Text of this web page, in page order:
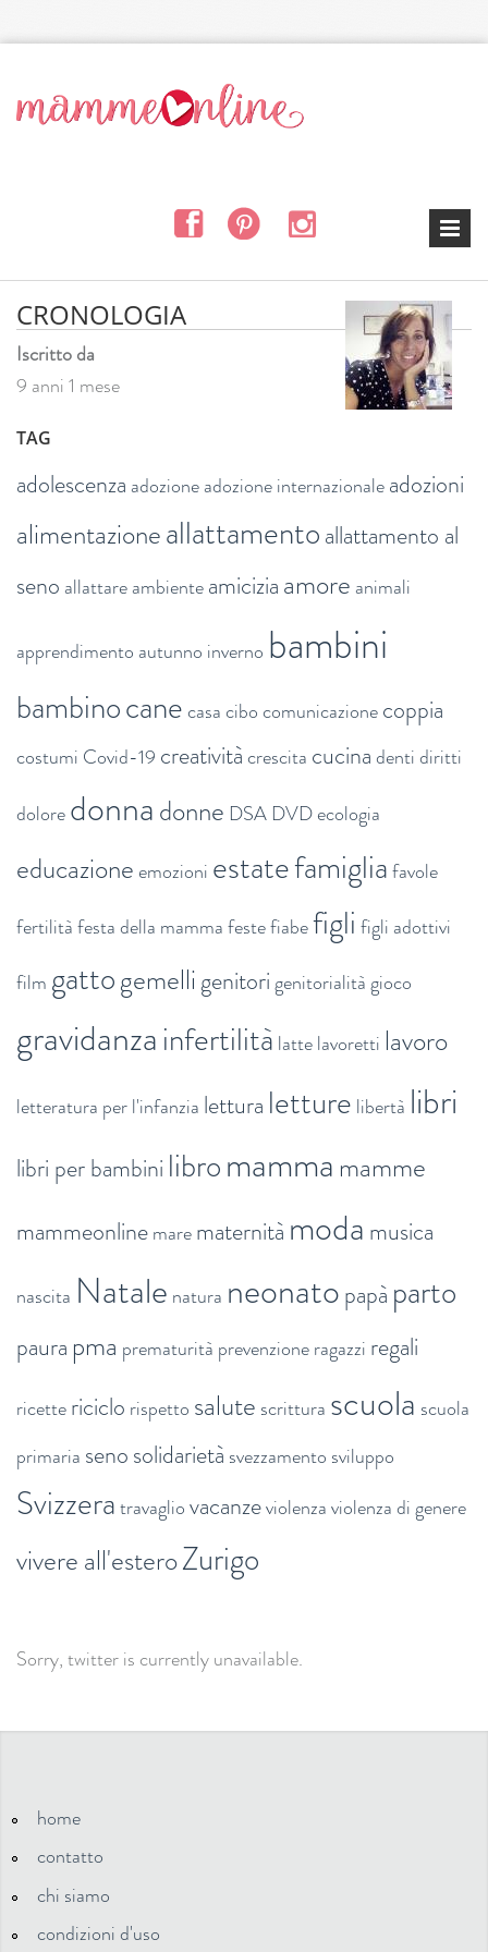
CRONOLOGIA
Iscritto da
9 anni 1 mese
TAG
adolescenza adozioneadozione internazionaleadozioni
alimentazioneallattamentoallattamento al
seno allattareambienteamiciziaamore animali
apprendimento autunno inverno bambini
bambinocanecasacibocomunicazionecoppia
costumi Covid-19 creativitàcrescita cucinadentidiritti
doloredonnadonne DSA DVDecologia
educazioneemozioni estatefamigliafavole
fertilitàfesta della mammafestefiabefigli figli adottivi
film gattogemelligenitorigenitorialitàgioco
gravidanzainfertilità lattelavoretti lavoro
letteratura per l'infanzia lettura letture libertà libri
libri per bambini libromamma mamme
mammeonlinemarematernità moda musica
nascita Natale natura neonatopapà parto
paura pma prematurità prevenzioneragazzi regali
ricettericiclo rispetto salute scrittura scuola scuola
primaria senosolidarietà svezzamento sviluppo
Svizzeratravagliovacanzeviolenzaviolenza di genere
vivere all'esteroZurigo
Sorry, twitter is currently unavailable.
home
contatto
chi siamo
condizioni d'uso